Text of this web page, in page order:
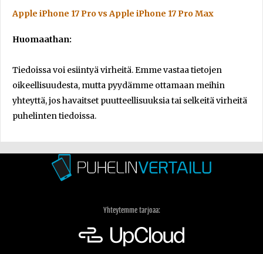
Apple iPhone 17 Pro vs Apple iPhone 17 Pro Max
Huomaathan:
Tiedoissa voi esiintyä virheitä. Emme vastaa tietojen
oikeellisuudesta, mutta pyydämme ottamaan meihin
yhteyttä, jos havaitset puutteellisuuksia tai selkeitä virheitä
puhelinten tiedoissa.
Yhteytemme tarjoaa: